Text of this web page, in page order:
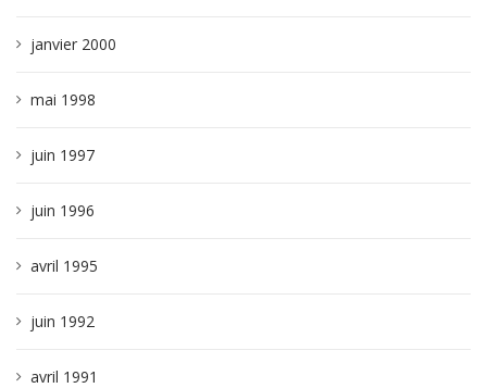
janvier 2000
mai 1998
juin 1997
juin 1996
avril 1995
juin 1992
avril 1991